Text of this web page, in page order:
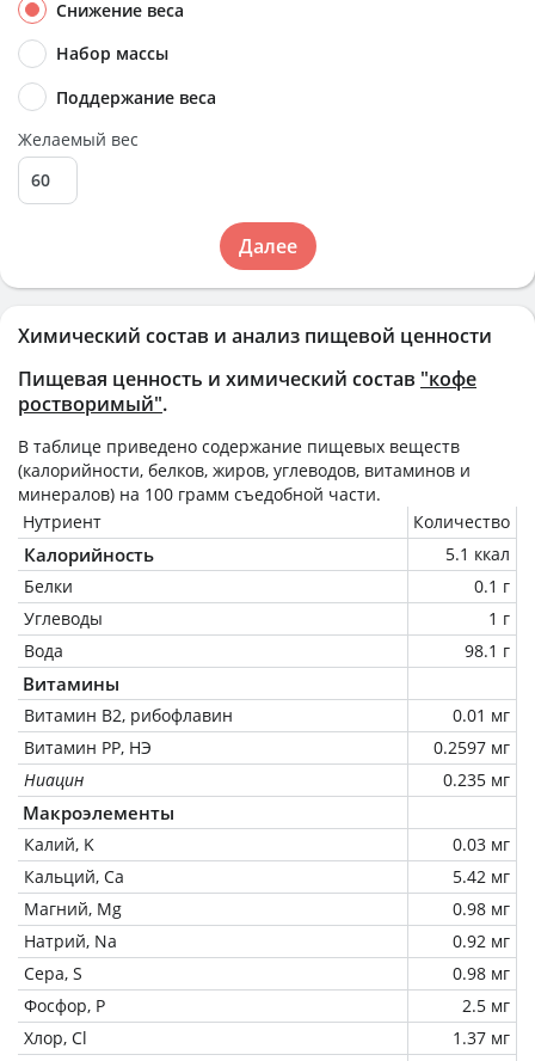
Химический состав и анализ пищевой ценности
Пищевая ценность и химический состав "кофе
ростворимый".
В таблице приведено содержание пищевых веществ
(калорийности, белков, жиров, углеводов, витаминов и
минералов) на 100 грамм съедобной части.
Нутриент
Количество
Калорийность
5.1 ккал
Белки
0.1 г
Углеводы
1 г
Вода
98.1 г
Витамины
Витамин В2, рибофлавин
0.01 мг
Витамин РР, НЭ
0.2597 мг
Ниацин
0.235 мг
Макроэлементы
Калий, K
0.03 мг
Кальций, Ca
5.42 мг
Магний, Mg
0.98 мг
Натрий, Na
0.92 мг
Сера, S
0.98 мг
Фосфор, P
2.5 мг
Хлор, Cl
1.37 мг
Снижение веса
Набор массы
Поддержание веса
Желаемый вес
Далее